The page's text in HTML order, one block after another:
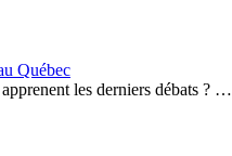
Québec
les derniers débats ? …